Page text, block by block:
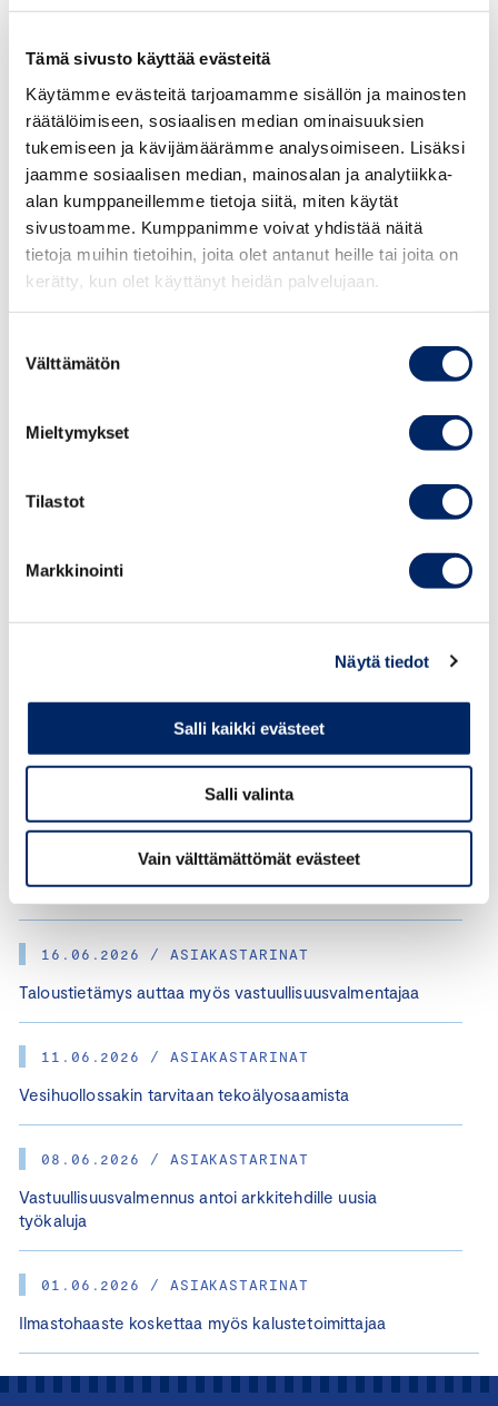
Tämä sivusto käyttää evästeitä
Käytämme evästeitä tarjoamamme sisällön ja mainosten
räätälöimiseen, sosiaalisen median ominaisuuksien
tukemiseen ja kävijämäärämme analysoimiseen. Lisäksi
jaamme sosiaalisen median, mainosalan ja analytiikka-
alan kumppaneillemme tietoja siitä, miten käytät
sivustoamme. Kumppanimme voivat yhdistää näitä
tietoja muihin tietoihin, joita olet antanut heille tai joita on
kerätty, kun olet käyttänyt heidän palvelujaan.
valinta
Välttämätön
Mieltymykset
Tilastot
Markkinointi
Näytä tiedot
Salli kaikki evästeet
Salli valinta
Vain välttämättömät evästeet
30.07.2026 / ASIAKASTARINAT
The Chair of Board Course Gave Perspective on the
03.07.2026 / ASIAKASTARINAT
Ihmistaidot ratkaisevat johtajan menestyksen
16.06.2026 / ASIAKASTARINAT
Taloustietämys auttaa myös vastuullisuusvalmentajaa
11.06.2026 / ASIAKASTARINAT
Vesihuollossakin tarvitaan tekoälyosaamista
08.06.2026 / ASIAKASTARINAT
Vastuullisuusvalmennus antoi arkkitehdille uusia
työkaluja
01.06.2026 / ASIAKASTARINAT
Ilmastohaaste koskettaa myös kalustetoimittajaa
Pellinen kehuu Keskuskauppakamarin
vastuullisuusvalmennuksen antia ja kannustaa muitakin
mukaan.
”Pidin etenkin yrityscaseista, joista sai hyviä vinkkejä
käytännön toimiin. Samalla huomasi, että muillakin on
samanlaisia haasteita vastuullisuusasioiden kanssa.
Olemme lopulta kaikki samassa veneessä.”
TAKAISIN JOHDON VASTUULLISUUSVALMENNUS -
JOHDON VALMENNUKSET, VASTUULLISUUS,